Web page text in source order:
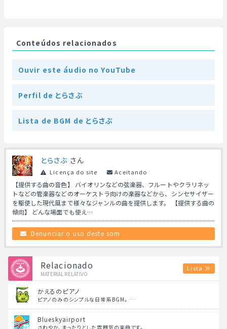
Conteúdos relacionados
Ouvir este áudio no YouTube
Perfil de とらさぶ
Lista de BGM de とらさぶ
とらさぶ さん
Licença do site Aceitando
【提供する曲の音色】 バイオリンなどの弦楽器、フルートやクラリネッ
トなどの管楽器などのオーケストラ向けの楽器などから、シンセサイザー
を駆使した現代風まで様々なジャンルの曲を提供します。 【提供する曲の
傾向】 どんな場面でも使え…
Denunciar o uso deste som
Relacionado
MATERIAL RELATIVO
Lista
かえるのピアノ
ピアノのみのシンプルな日常系BGM。 …
Blueskyairport
さわやか、まったりとした雰囲気の楽曲です。